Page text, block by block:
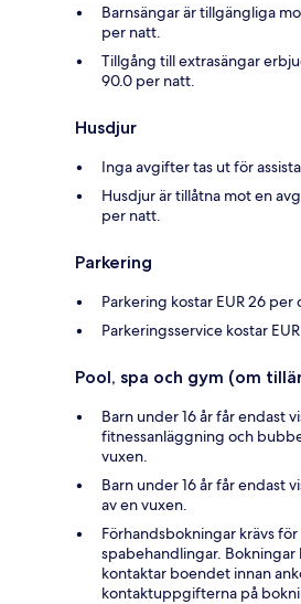
Barnsängar är tillgängliga
per natt.
Tillgång till extrasängar
90.0 per natt.
Husdjur
Inga avgifter tas ut för
Husdjur är tillåtna mot en
per natt.
Parkering
Parkering kostar EUR 26 per
Parkeringsservice kostar
Pool, spa och gym (om
Barn under 16 år får endast
fitnessanläggning och
vuxen.
Barn under 16 år får endast
av en vuxen.
Förhandsbokningar krävs
spabehandlingar.
kontaktar boendet innan
kontaktuppgifterna på